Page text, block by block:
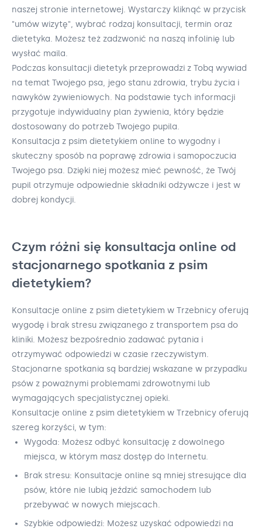
naszej stronie internetowej. Wystarczy kliknąć w przycisk
"umów wizytę", wybrać rodzaj konsultacji, termin oraz
dietetyka. Możesz też zadzwonić na naszą infolinię lub
wysłać maila.
Podczas konsultacji dietetyk przeprowadzi z Tobą wywiad
na temat Twojego psa, jego stanu zdrowia, trybu życia i
nawyków żywieniowych. Na podstawie tych informacji
przygotuje indywidualny plan żywienia, który będzie
dostosowany do potrzeb Twojego pupila.
Konsultacja z psim dietetykiem online to wygodny i
skuteczny sposób na poprawę zdrowia i samopoczucia
Twojego psa. Dzięki niej możesz mieć pewność, że Twój
pupil otrzymuje odpowiednie składniki odżywcze i jest w
dobrej kondycji.
Czym różni się konsultacja online od
stacjonarnego spotkania z psim
dietetykiem?
Konsultacje online z psim dietetykiem w Trzebnicy oferują
wygodę i brak stresu związanego z transportem psa do
kliniki. Możesz bezpośrednio zadawać pytania i
otrzymywać odpowiedzi w czasie rzeczywistym.
Stacjonarne spotkania są bardziej wskazane w przypadku
psów z poważnymi problemami zdrowotnymi lub
wymagających specjalistycznej opieki.
Konsultacje online z psim dietetykiem w Trzebnicy oferują
szereg korzyści, w tym:
Wygoda: Możesz odbyć konsultację z dowolnego
miejsca, w którym masz dostęp do Internetu.
Brak stresu: Konsultacje online są mniej stresujące dla
psów, które nie lubią jeździć samochodem lub
przebywać w nowych miejscach.
Szybkie odpowiedzi: Możesz uzyskać odpowiedzi na